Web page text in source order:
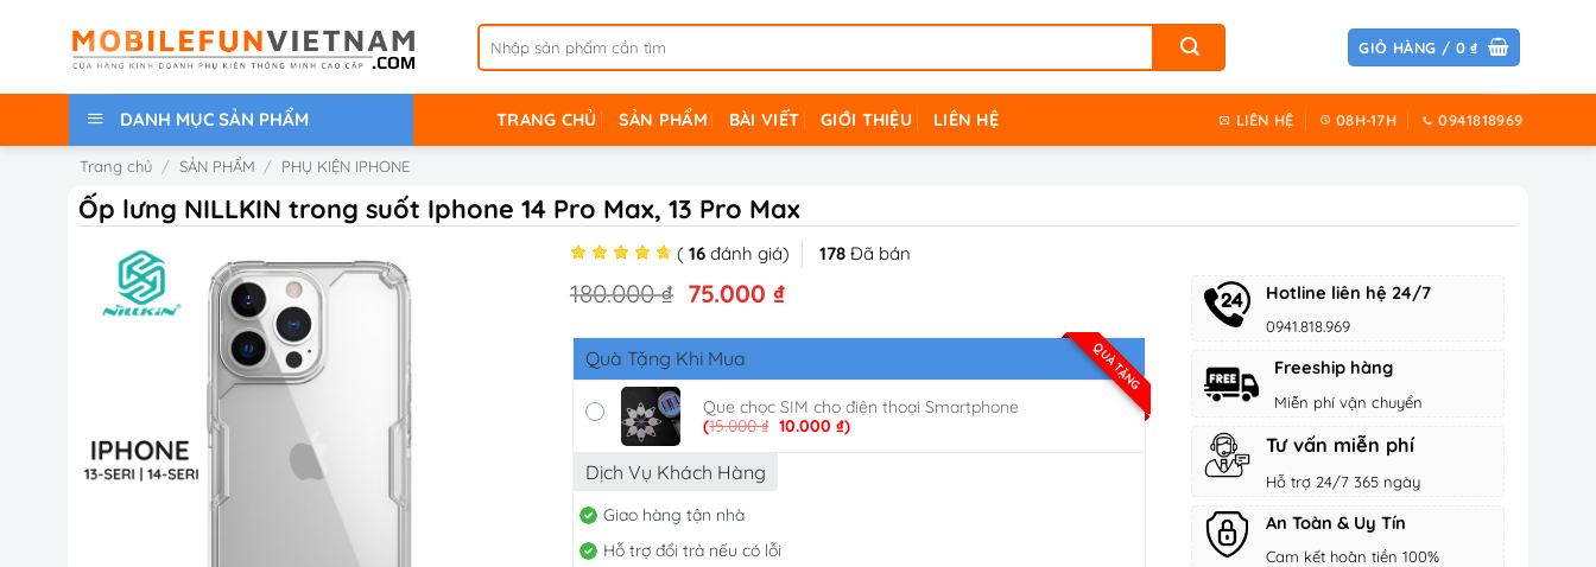
Tìm
kiếm:
GIỎ HÀNG / 0₫
DANH MỤC SẢN PHẨM TRANG CHỦ SẢN PHẨM BÀI VIẾT GIỚI THIỆU LIÊN HỆ LIÊN HỆ 08H-17H 0941818969
Trang chủ / SẢN PHẨM / PHỤ KIỆN IPHONE
Ốp lưng NILLKIN trong suốt Iphone 14 Pro Max, 13 Pro Max
( 16đánh giá) 178Đã bán
180.000₫ Giá
là:
180.000 ₫.
75.000₫Giá
tại
75.000 ₫. QUÀ TẶNG
Quà Tặng Khi Mua
Que chọc SIM cho điện thoại Smartphone
(15.000₫ Giá
10.000 ₫Giá
hiện
)
Dịch Vụ Khách Hàng
Giao hàng tận nhà
Hỗ trợ đổi trả nếu có lỗi
Hotline liên hệ 24/7
0941.818.969
Freeship hàng
Miễn phí vận chuyển
Tư vấn miễn phí
Hỗ trợ 24/7 365 ngày
An Toàn & Uy Tín
Cam kết hoàn tiền 100%